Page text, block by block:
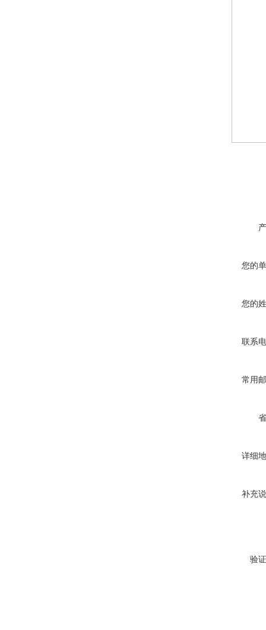
您的
您的
联系
常用
详细
补充
验